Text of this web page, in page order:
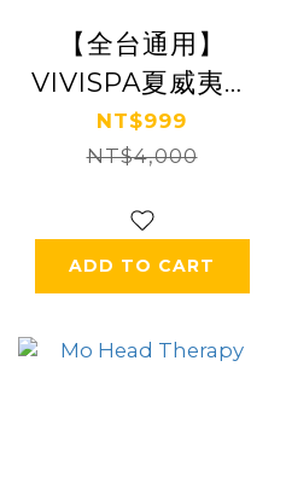
【全台通用】
VIVISPA夏威夷懶
人包輕纖之旅150
分鐘 Ⓗ
NT$999
NT$4,000
ADD TO CART